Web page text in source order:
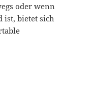
oder wenn
ist, bietet sich